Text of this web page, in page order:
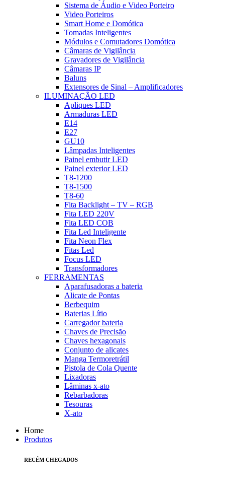
Sistema de Áudio e Video Porteiro
Video Porteiros
Smart Home e Domótica
Tomadas Inteligentes
Módulos e Comutadores Domótica
Câmaras de Vigilância
Gravadores de Vigilância
Câmaras IP
Baluns
Extensores de Sinal – Amplificadores
ILUMINAÇÃO LED
Apliques LED
Armaduras LED
E14
E27
GU10
Lâmpadas Inteligentes
Painel embutir LED
Painel exterior LED
T8-1200
T8-1500
T8-60
Fita Backlight – TV – RGB
Fita LED 220V
Fita LED COB
Fita Led Inteligente
Fita Neon Flex
Fitas Led
Focus LED
Transformadores
FERRAMENTAS
Aparafusadoras a bateria
Alicate de Pontas
Berbequim
Baterias Lítio
Carregador bateria
Chaves de Precisão
Chaves hexagonais
Conjunto de alicates
Manga Termoretrátil
Pistola de Cola Quente
Lixadoras
Lâminas x-ato
Rebarbadoras
Tesouras
X-ato
Home
Produtos
RECÉM CHEGADOS